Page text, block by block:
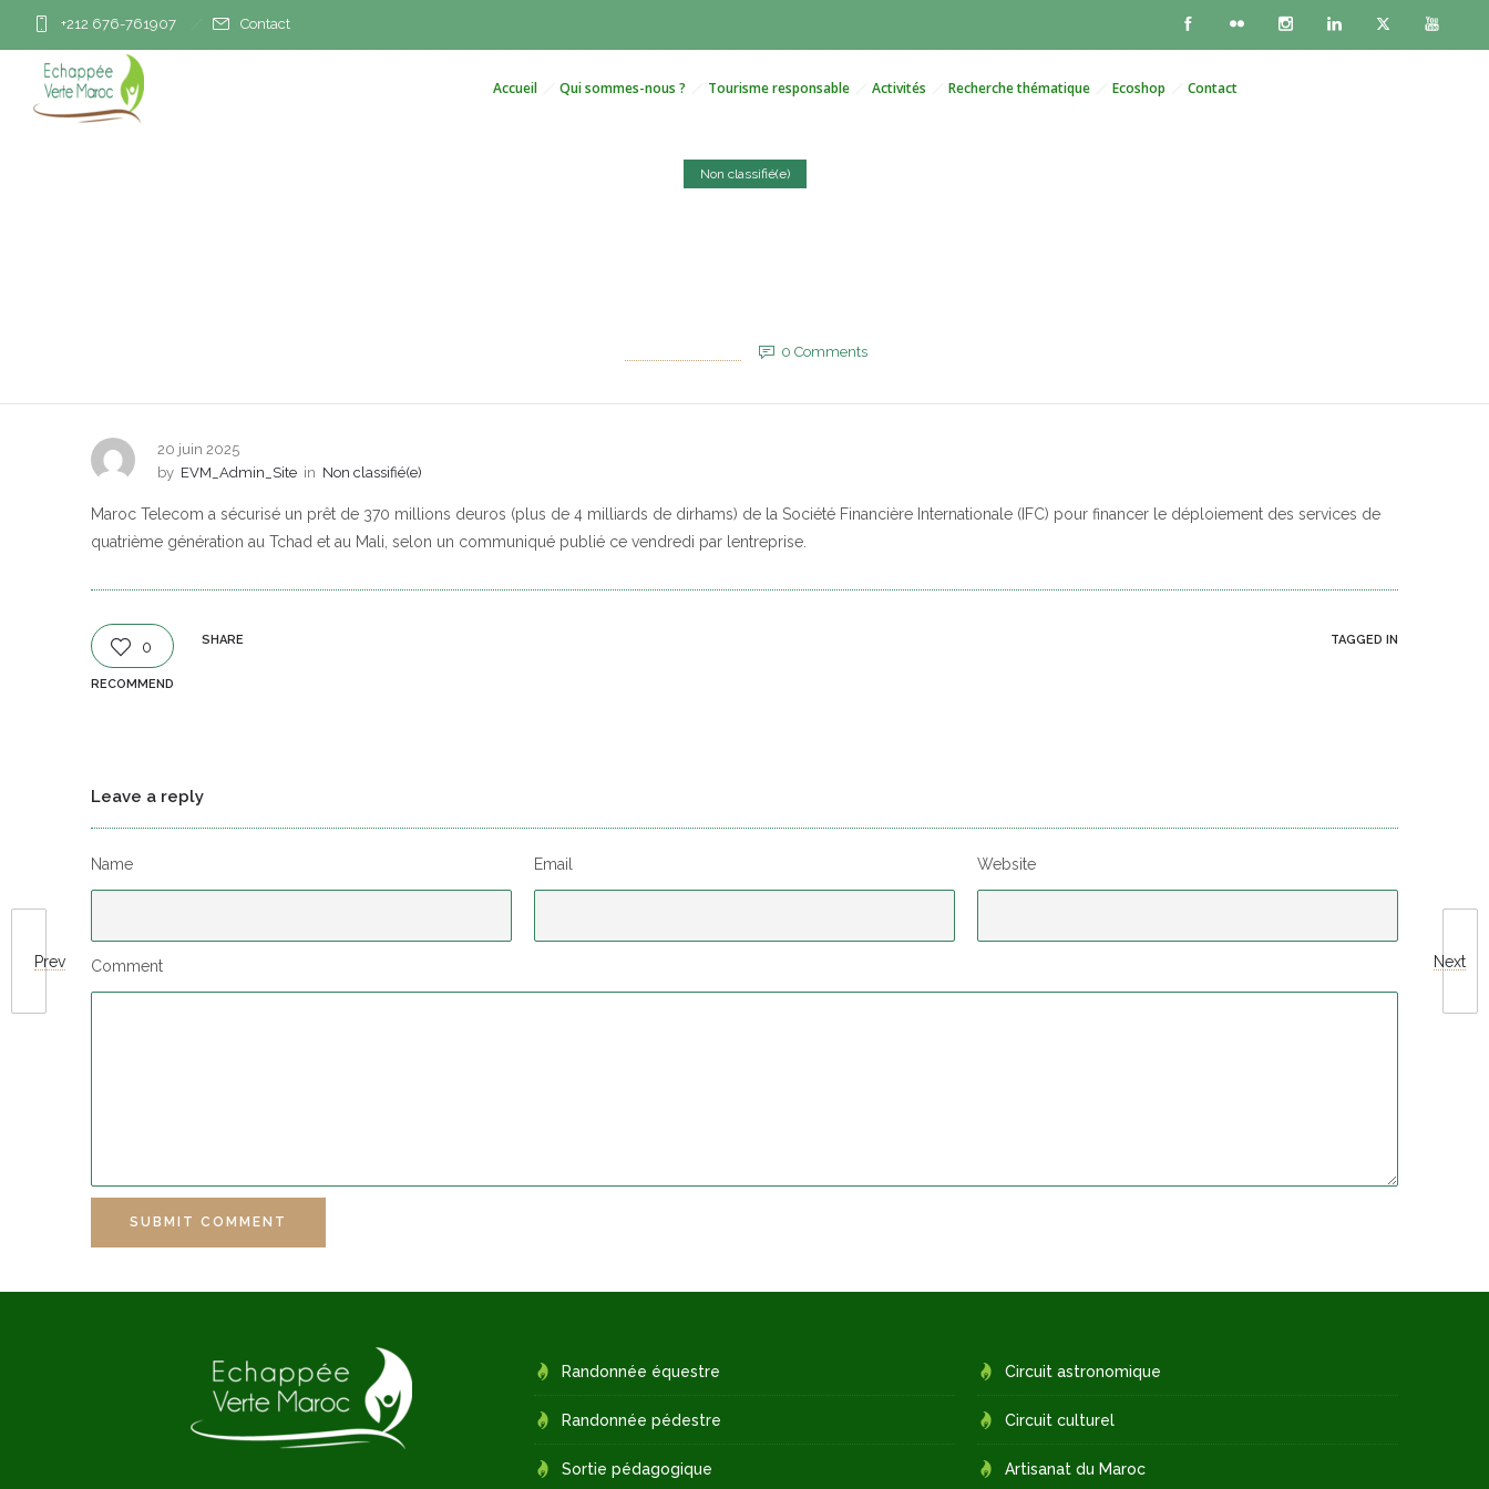
+212 676-761907 Contact
Accueil Qui sommes-nous ? Tourisme responsable Activités Recherche thématique Ecoshop Contact
Non classifié(e)
0 Comments
Prev Next
20 juin 2025
by EVM_Admin_Site in Non classifié(e)
Maroc Telecom a sécurisé un prêt de 370 millions deuros (plus de 4 milliards de dirhams) de la Société Financière Internationale (IFC) pour financer le déploiement des services de
quatrième génération au Tchad et au Mali, selon un communiqué publié ce vendredi par lentreprise.
0
RECOMMEND
SHARE TAGGED IN
Leave a reply
Name Email Website
Comment
SUBMIT COMMENT
Randonnée équestre
Randonnée pédestre
Sortie pédagogique
Circuit astronomique
Circuit culturel
Artisanat du Maroc